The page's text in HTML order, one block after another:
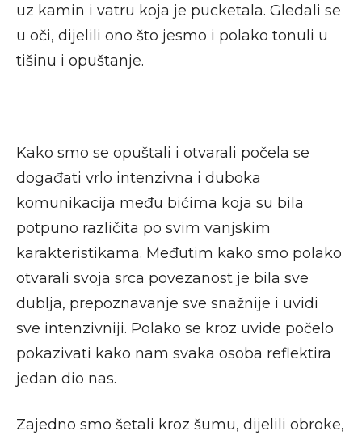
uz kamin i vatru koja je pucketala. Gledali se
u oči, dijelili ono što jesmo i polako tonuli u
tišinu i opuštanje.
Kako smo se opuštali i otvarali počela se
događati vrlo intenzivna i duboka
komunikacija među bićima koja su bila
potpuno različita po svim vanjskim
karakteristikama. Međutim kako smo polako
otvarali svoja srca povezanost je bila sve
dublja, prepoznavanje sve snažnije i uvidi
sve intenzivniji. Polako se kroz uvide počelo
pokazivati kako nam svaka osoba reflektira
jedan dio nas.
Zajedno smo šetali kroz šumu, dijelili obroke,